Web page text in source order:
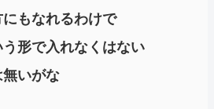
もなれるわけで
形で入れなくはない
無いがな